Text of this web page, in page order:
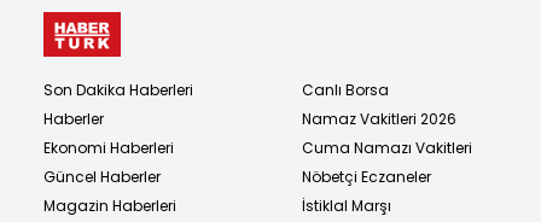
Son Dakika Haberleri
Haberler
Ekonomi Haberleri
Güncel Haberler
Magazin Haberleri
Canlı Borsa
Namaz Vakitleri 2026
Cuma Namazı Vakitleri
Nöbetçi Eczaneler
İstiklal Marşı